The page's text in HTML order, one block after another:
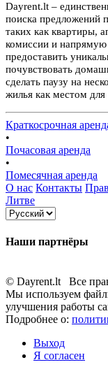
Dayrent.lt –
поиска предложений
таких как квартиры,
комиссии и
предоставить
почувствовать
сделать паузу на
жилья как местом
Краткосрочная
•
Почасовая аренда
•
Помесячная аренда
О нас Контакты
Литве
Наши партнёры
© Dayrent.lt Все
Мы используем
улучшения работы
Подробнее о:
Выход
Я согласен